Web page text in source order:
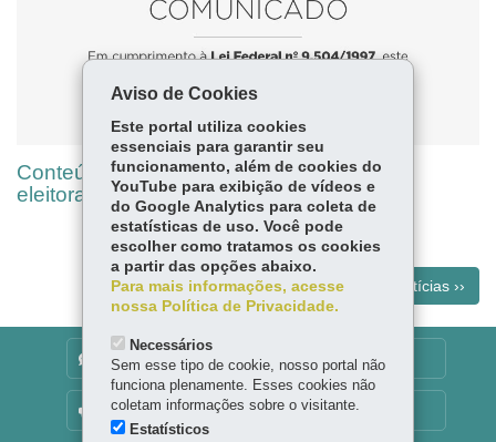
Conteúdo indisponível devido ao período
eleitoral
Mais notícias ››
DENUNCIE CORRUPÇÃO
OUVIDORIA
Aviso de Cookies
Este portal utiliza cookies
essenciais para garantir seu
funcionamento, além de cookies do
YouTube para exibição de vídeos e
do Google Analytics para coleta de
estatísticas de uso. Você pode
escolher como tratamos os cookies
a partir das opções abaixo.
Para mais informações, acesse
nossa Política de Privacidade.
Necessários
Sem esse tipo de cookie, nosso portal não
funciona plenamente. Esses cookies não
coletam informações sobre o visitante.
Estatísticos